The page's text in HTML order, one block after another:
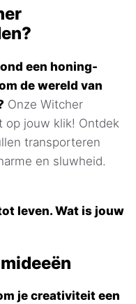
een honing-
de wereld van
Onze Witcher
op jouw klik! Ontdek
transporteren
en sluwheid.
leven. Wat is jouw
je creativiteit een